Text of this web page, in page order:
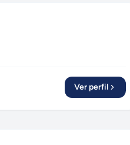
Ver perfil